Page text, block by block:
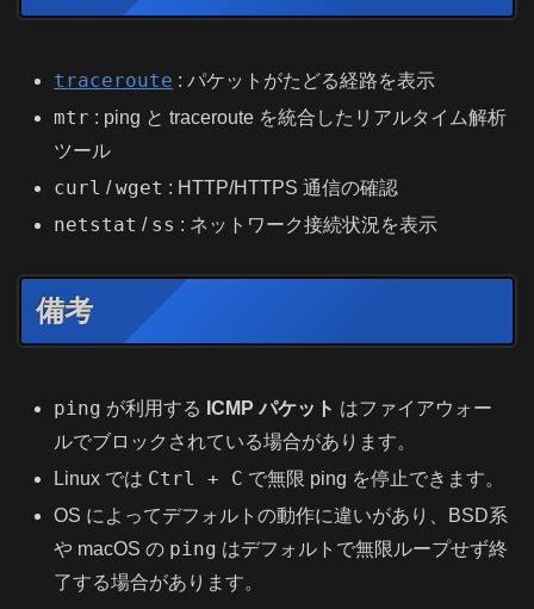
traceroute : パケットがたどる経路を表示
mtr : ping と traceroute を統合したリアルタイム解析
ツール
curl /wget : HTTP/HTTPS 通信の確認
netstat / ss : ネットワーク接続状況を表示
備考
ping が利用する ICMP パケット はファイアウォー
ルでブロックされている場合があります。
Linux では Ctrl + C で無限 ping を停止できます。
OS によってデフォルトの動作に違いがあり、BSD系
や macOS の ping はデフォルトで無限ループせず終
了する場合があります。